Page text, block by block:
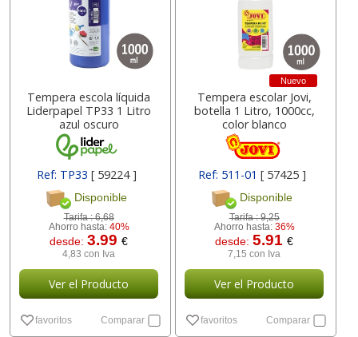
Tempera escola líquida
Liderpapel TP33 1 Litro
azul oscuro
Ref: TP33 [ 59224 ]
Disponible
Tarifa :6,68
Ahorro hasta: 40%
desde:3.99€
4,83 con Iva
Ver el Producto
favoritos Comparar
Nuevo
Tempera escolar Jovi,
botella 1 Litro, 1000cc,
color blanco
Ref: 511-01 [ 57425 ]
Disponible
Tarifa :9,25
Ahorro hasta: 36%
desde:5.91€
7,15 con Iva
Ver el Producto
favoritos Comparar